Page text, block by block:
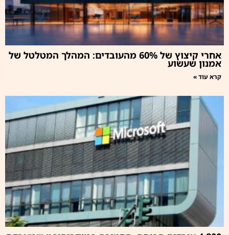
אחרי קיצוץ של 60% מהעובדים: המהלך המטלטל של
אמנון שעשוע
קרא עוד »